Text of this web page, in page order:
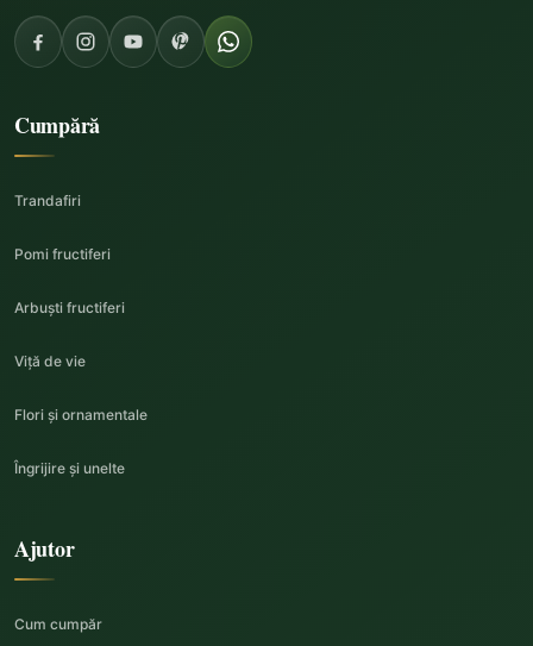
Cumpără
Trandafiri
Pomi fructiferi
Arbuști fructiferi
Viță de vie
Flori și ornamentale
Îngrijire și unelte
Ajutor
Cum cumpăr